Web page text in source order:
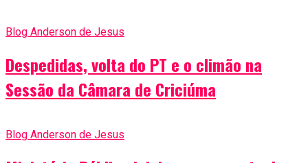
Blog Anderson de Jesus
Despedidas, volta do PT e o climão na
Sessão da Câmara de Criciúma
Blog Anderson de Jesus